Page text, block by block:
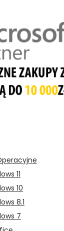
11
10
8.1
7